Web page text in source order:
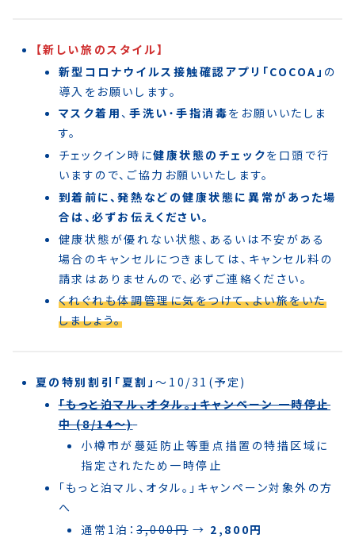
【新しい旅のスタイル】
新型コロナウイルス接触確認アプリ「COCOA」 の
導入をお願いします。
マスク着用 、 手洗い ・手指消毒をお願いいたしま
す。
チェックイン時に健康状態のチェックを口頭で行
いますので、ご協力お願いいたします。
到着前に、発熱などの健康状態に異常があった場
合は、必ずお伝えください。
健康状態が優れない状態、あるいは不安がある
場合のキャンセルにつきましては、キャンセル料の
請求はありませんので、必ずご連絡ください。
くれぐれも体調管理に気をつけて、よい旅をいた
しましょう。
夏の特別割引「夏割」〜10/31(予定)
「もっと泊マル、オタル。」キャンペーン 一時停止
中 (8/14〜)
小樽市が蔓延防止等重点措置の特措区域に
指定されたため一時停止
「もっと泊マル、オタル。」キャンペーン対象外の方
へ
通常1泊：3,000円→ 2,800円